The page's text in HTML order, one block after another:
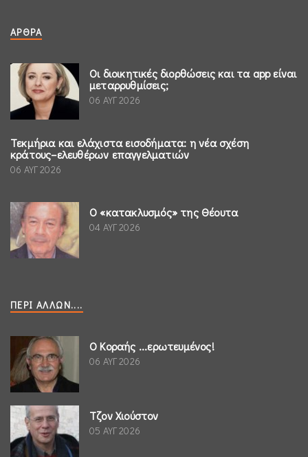
ΆΡΘΡΑ
Οι διοικητικές διορθώσεις και τα app είναι
μεταρρυθμίσεις;
06 ΑΥΓ 2026
Τεκμήρια και ελάχιστα εισοδήματα: η νέα σχέση
κράτους–ελευθέρων επαγγελματιών
06 ΑΥΓ 2026
Ο «κατακλυσμός» της Θέουτα
04 ΑΥΓ 2026
ΠΕΡΊ ΆΛΛΩΝ....
Ο Κοραής ...ερωτευμένος!
06 ΑΥΓ 2026
Τζον Χιούστον
05 ΑΥΓ 2026